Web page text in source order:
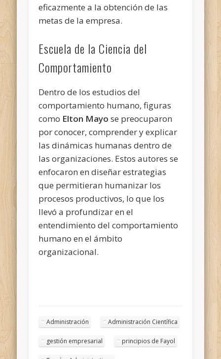
eficazmente a la obtención de las
metas de la empresa.
Escuela de la Ciencia del
Comportamiento
Dentro de los estudios del
comportamiento humano, figuras
como Elton Mayo se preocuparon
por conocer, comprender y explicar
las dinámicas humanas dentro de
las organizaciones. Estos autores se
enfocaron en diseñar estrategias
que permitieran humanizar los
procesos productivos, lo que los
llevó a profundizar en el
entendimiento del comportamiento
humano en el ámbito
organizacional.
Administración Administración Científica
gestión empresarial principios de Fayol